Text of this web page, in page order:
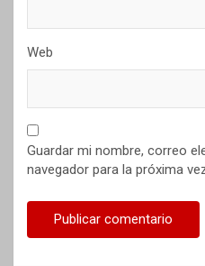
Web
Guardar mi nombre, correo
navegador para la próxima